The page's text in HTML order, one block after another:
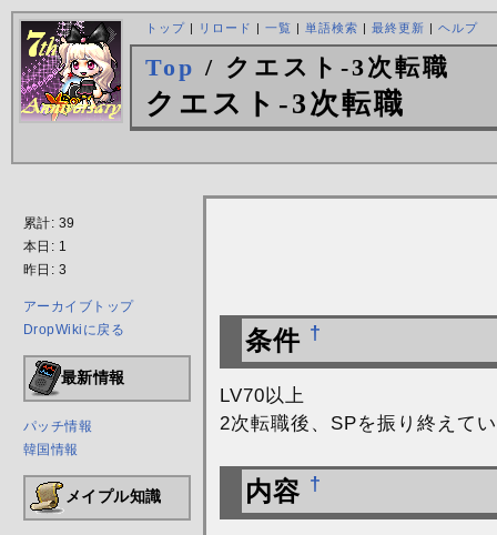
トップ| リロード | 一覧 | 単語検索 | 最終更新 | ヘルプ
Top / クエスト-3次転職
クエスト-3次転職
累計: 39
本日: 1
昨日: 3
アーカイブトップ
DropWikiに戻る
最新情報
パッチ情報
韓国情報
メイプル知識
条件 †
LV70以上
2次転職後、SPを振り終えて
内容 †